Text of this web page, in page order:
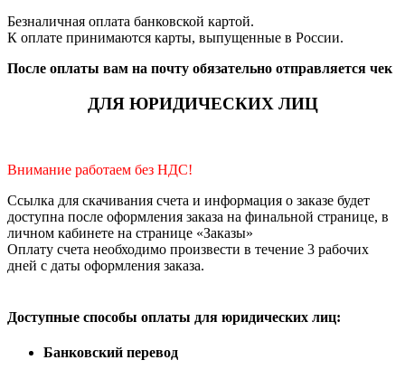
Безналичная оплата банковской картой.
К оплате принимаются карты, выпущенные в России.
После оплаты вам на почту обязательно отправляется чек
ДЛЯ ЮРИДИЧЕСКИХ ЛИЦ
Внимание работаем без НДС!
Ссылка для скачивания счета и информация о заказе будет
доступна после оформления заказа на финальной странице, в
личном кабинете на странице «Заказы»
Оплату счета необходимо произвести в течение 3 рабочих
дней с даты оформления заказа.
Доступные способы оплаты для юридических лиц:
Банковский перевод